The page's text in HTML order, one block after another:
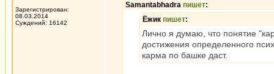
Зарегистрирован:
08.03.2014
Суждений: 16142
Samantabhadra пишет:
Ёжик пишет:
Лично я думаю, что понятие
достижения определенного
карма по башке даст.